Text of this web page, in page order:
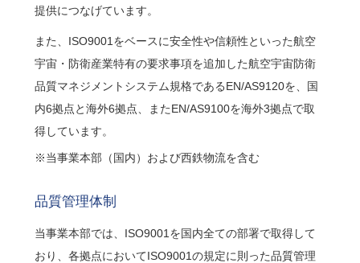
提供につなげています。
また、ISO9001をベースに安全性や信頼性といった航空
宇宙・防衛産業特有の要求事項を追加した航空宇宙防衛
品質マネジメントシステム規格であるEN/AS9120を、国
内6拠点と海外6拠点、またEN/AS9100を海外3拠点で取
得しています。
※当事業本部（国内）および西鉄物流を含む
品質管理体制
当事業本部では、ISO9001を国内全ての部署で取得して
おり、各拠点においてISO9001の規定に則った品質管理